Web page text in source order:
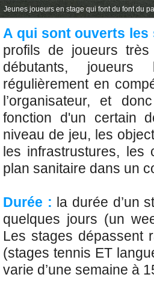
Jeunes joueurs en stage qui font du font du
A qui sont ouverts les
profils de joueurs
débutants, joueurs
régulièrement en
l’organisateur, et
fonction d'un certain
niveau de jeu, les
les infrastrustures, les
plan sanitaire dans un
Durée : la durée d’un
quelques jours (un
Les stages dépassent
(stages tennis ET
varie d’une semaine à